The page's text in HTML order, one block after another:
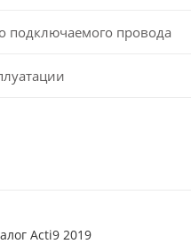
подключаемого провода
Acti9 2019